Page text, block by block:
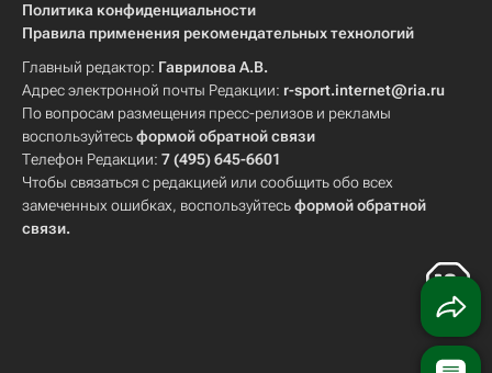
Политика конфиденциальности
Правила применения рекомендательных технологий
Главный редактор: Гаврилова А.В.
Адрес электронной почты Редакции: r-sport.internet@ria.ru
По вопросам размещения пресс-релизов и рекламы
воспользуйтесьформой обратной связи
Телефон Редакции: 7 (495) 645-6601
Чтобы связаться с редакцией или сообщить обо всех
замеченных ошибках, воспользуйтесьформой обратной
связи.